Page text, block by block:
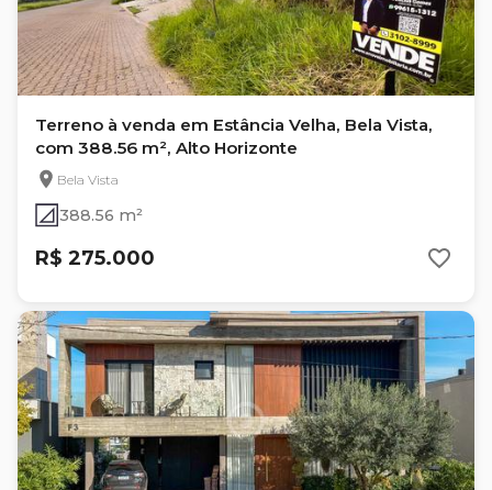
Terreno à venda em Estância Velha, Bela Vista,
com 388.56 m², Alto Horizonte
Bela Vista
388.56 m²
R$ 275.000